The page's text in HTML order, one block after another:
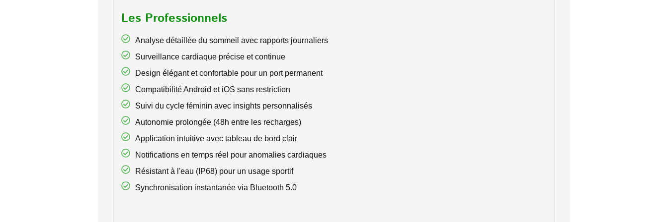
Les Professionnels
Analyse détaillée du sommeil avec rapports journaliers
Surveillance cardiaque précise et continue
Design élégant et confortable pour un port permanent
Compatibilité Android et iOS sans restriction
Suivi du cycle féminin avec insights personnalisés
Autonomie prolongée (48h entre les recharges)
Application intuitive avec tableau de bord clair
Notifications en temps réel pour anomalies cardiaques
Résistant à l'eau (IP68) pour un usage sportif
Synchronisation instantanée via Bluetooth 5.0